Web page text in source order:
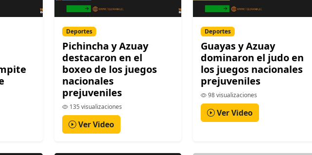
Deportes
Pichincha y Azuay
destacaron en el
boxeo de los juegos
nacionales
prejuveniles
135 visualizaciones
Ver Video
Deportes
Guayas y Azuay
dominaron el judo en
los juegos nacionales
prejuveniles
98 visualizaciones
Ver Video